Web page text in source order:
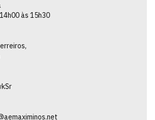
às 15h30